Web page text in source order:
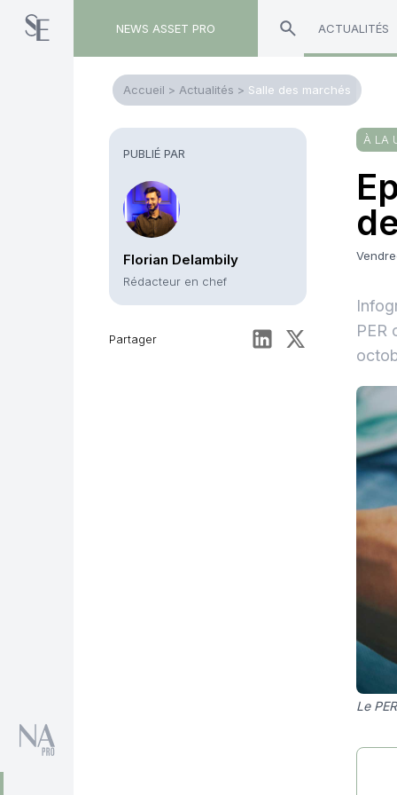
NEWS ASSET PRO ACTUALITÉS
Accueil > Actualités > Salle des marchés
PUBLIÉ PAR
Florian Delambily
Rédacteur en chef
Partager
À LA
PER
Le